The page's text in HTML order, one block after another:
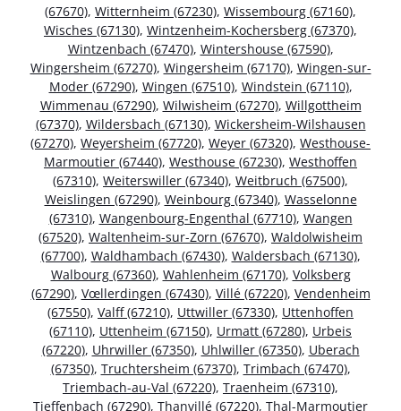
(67670), Witternheim (67230), Wissembourg (67160),
Wisches (67130), Wintzenheim-Kochersberg (67370),
Wintzenbach (67470), Wintershouse (67590),
Wingersheim (67270), Wingersheim (67170), Wingen-sur-
Moder (67290), Wingen (67510), Windstein (67110),
Wimmenau (67290), Wilwisheim (67270), Willgottheim
(67370), Wildersbach (67130), Wickersheim-Wilshausen
(67270), Weyersheim (67720), Weyer (67320), Westhouse-
Marmoutier (67440), Westhouse (67230), Westhoffen
(67310), Weiterswiller (67340), Weitbruch (67500),
Weislingen (67290), Weinbourg (67340), Wasselonne
(67310), Wangenbourg-Engenthal (67710), Wangen
(67520), Waltenheim-sur-Zorn (67670), Waldolwisheim
(67700), Waldhambach (67430), Waldersbach (67130),
Walbourg (67360), Wahlenheim (67170), Volksberg
(67290), Vœllerdingen (67430), Villé (67220), Vendenheim
(67550), Valff (67210), Uttwiller (67330), Uttenhoffen
(67110), Uttenheim (67150), Urmatt (67280), Urbeis
(67220), Uhrwiller (67350), Uhlwiller (67350), Uberach
(67350), Truchtersheim (67370), Trimbach (67470),
Triembach-au-Val (67220), Traenheim (67310),
Tieffenbach (67290), Thanvillé (67220), Thal-Marmoutier